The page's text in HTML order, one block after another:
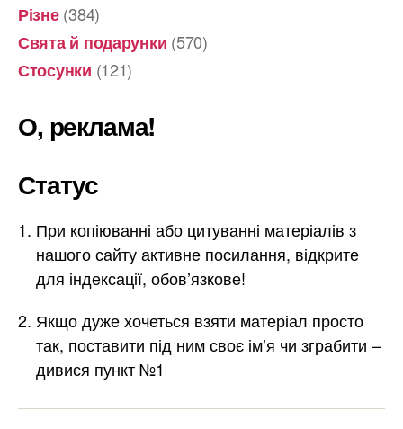
Різне(384)
Свята й подарунки (570)
Стосунки (121)
О, реклама!
Статус
При копіюванні або цитуванні матеріалів з
нашого сайту активне посилання, відкрите
для індексації, обов’язкове!
Якщо дуже хочеться взяти матеріал просто
так, поставити під ним своє ім’я чи зграбити –
дивися пункт №1